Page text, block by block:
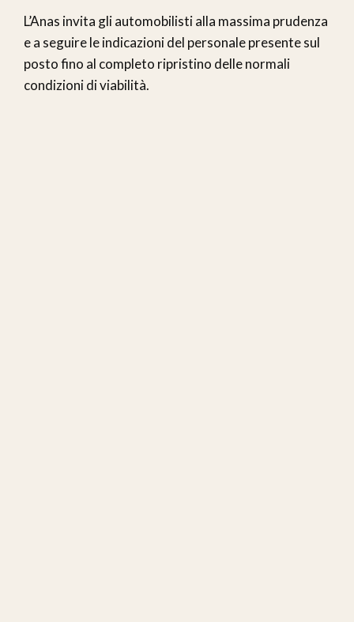
L’Anas invita gli automobilisti alla massima prudenza
e a seguire le indicazioni del personale presente sul
posto fino al completo ripristino delle normali
condizioni di viabilità.